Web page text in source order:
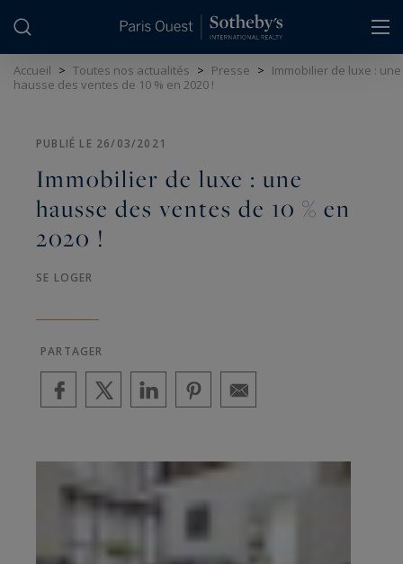
Accueil > Toutes nos actualités > Presse > Immobilier de luxe : une
hausse des ventes de 10 % en 2020 !
PUBLIÉ LE 26/03/2021
Immobilier de luxe : une
hausse des ventes de 10 % en
2020 !
SE LOGER
PARTAGER